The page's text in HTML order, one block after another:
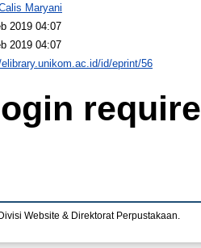
Maryani
2019 04:07
2019 04:07
id/eprint/56
Website & Direktorat Perpustakaan.